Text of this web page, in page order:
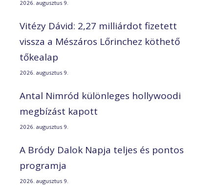
2026. augusztus 9.
Vitézy Dávid: 2,27 milliárdot fizetett
vissza a Mészáros Lőrinchez köthető
tőkealap
2026. augusztus 9.
Antal Nimród különleges hollywoodi
megbízást kapott
2026. augusztus 9.
A Bródy Dalok Napja teljes és pontos
programja
2026. augusztus 9.